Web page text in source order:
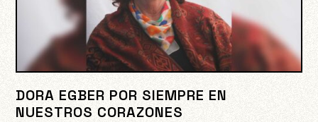
DORA EGBER POR SIEMPRE EN
NUESTROS CORAZONES